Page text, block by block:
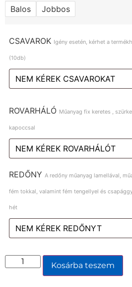
Balos Jobbos
CSAVAROK Igény esetén, kérhet a
(10db)
ROVARHÁLÓ Műanyag fix keretes ,
kapoccsal
REDŐNY A redőny műanyag lamellával,
fém tokkal, valamint fém tengellyel és
hét
Kosárba teszem